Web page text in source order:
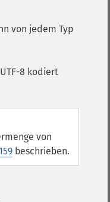
von jedem Typ
8 kodiert
von
beschrieben.